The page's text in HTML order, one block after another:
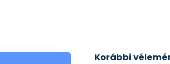
Korábbi